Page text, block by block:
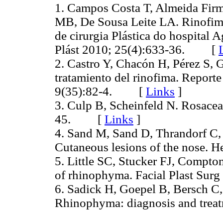
1. Campos Costa T, Almeida
MB, De Sousa Leite LA.
de cirurgia Plástica do hospital
Plást 2010; 25(4):633-36. [
2. Castro Y, Chacón H, Pérez S,
tratamiento del rinofima.
9(35):82-4. [ Links ]
3. Culp B, Scheinfeld N.
45. [ Links ]
4. Sand M, Sand D, Thrandorf
Cutaneous lesions of the
5. Little SC, Stucker FJ,
of rhinophyma. Facial Plast
6. Sadick H, Goepel B, Bersch
Rhinophyma: diagnosis and